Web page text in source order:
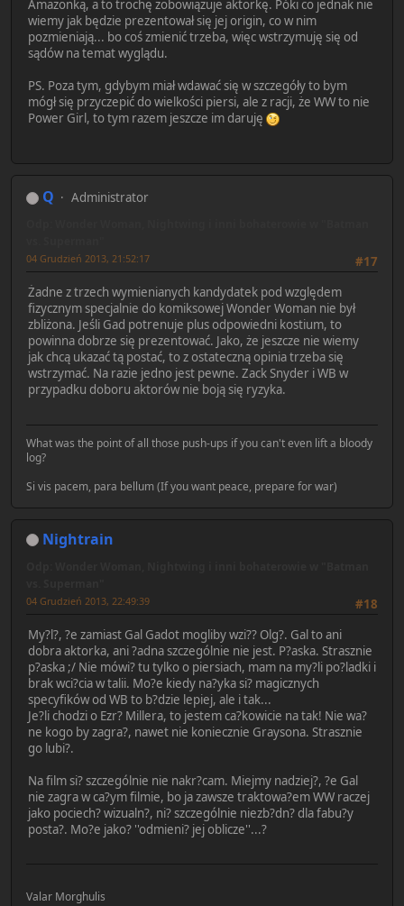
Amazonką, a to trochę zobowiązuje aktorkę. Póki co jednak nie
wiemy jak będzie prezentował się jej origin, co w nim
pozmieniają... bo coś zmienić trzeba, więc wstrzymuję się od
sądów na temat wyglądu.
PS. Poza tym, gdybym miał wdawać się w szczegóły to bym
mógł się przyczepić do wielkości piersi, ale z racji, że WW to nie
Power Girl, to tym razem jeszcze im daruję
Q Administrator
#17
04 Grudzień 2013, 21:52:17
Żadne z trzech wymienianych kandydatek pod względem
fizycznym specjalnie do komiksowej Wonder Woman nie był
zbliżona. Jeśli Gad potrenuje plus odpowiedni kostium, to
powinna dobrze się prezentować. Jako, że jeszcze nie wiemy
jak chcą ukazać tą postać, to z ostateczną opinia trzeba się
wstrzymać. Na razie jedno jest pewne. Zack Snyder i WB w
przypadku doboru aktorów nie boją się ryzyka.
What was the point of all those push-ups if you can't even lift a bloody
log?
Si vis pacem, para bellum (If you want peace, prepare for war)
Nightrain
#18
04 Grudzień 2013, 22:49:39
My?l?, ?e zamiast Gal Gadot mogliby wzi?? Olg?. Gal to ani
dobra aktorka, ani ?adna szczególnie nie jest. P?aska. Strasznie
p?aska ;/ Nie mówi? tu tylko o piersiach, mam na my?li po?ladki i
brak wci?cia w talii. Mo?e kiedy na?yka si? magicznych
specyfików od WB to b?dzie lepiej, ale i tak...
Je?li chodzi o Ezr? Millera, to jestem ca?kowicie na tak! Nie wa?
ne kogo by zagra?, nawet nie koniecznie Graysona. Strasznie
go lubi?.
Na film si? szczególnie nie nakr?cam. Miejmy nadziej?, ?e Gal
nie zagra w ca?ym filmie, bo ja zawsze traktowa?em WW raczej
jako pociech? wizualn?, ni? szczególnie niezb?dn? dla fabu?y
posta?. Mo?e jako? ''odmieni? jej oblicze''...?
Valar Morghulis